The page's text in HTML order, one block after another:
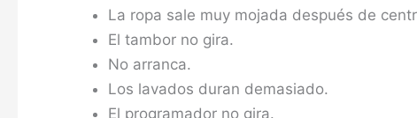
La ropa sale muy mojada después de
El tambor no gira.
No arranca.
Los lavados duran demasiado.
El programador no gira.